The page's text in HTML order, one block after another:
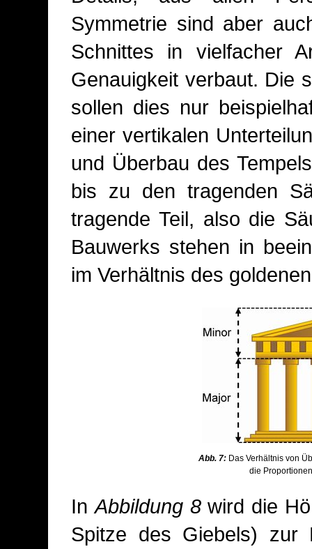
Symmetrie sind aber
Schnittes in vielfacher
Genauigkeit verbaut. Die
sollen dies nur
einer vertikalen
und Überbau des
bis zu den tragenden
tragende Teil, also die
Bauwerks stehen in
im Verhältnis des
Abb. 7: Das Verhältnis von
die
InAbbildung 8wird die
Spitze des Giebels) zur